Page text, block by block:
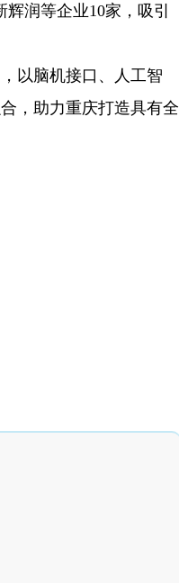
润等企业10家，吸引
以脑机接口、人工智
，助力重庆打造具有全